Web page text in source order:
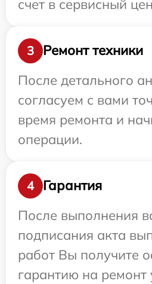
счет в сервисный
3
Ремонт техники
После детального
согласуем с вами
время ремонта и
операции.
4
Гарантия
После выполнения
подписания акта
работ Вы получите
гарантию на ремонт